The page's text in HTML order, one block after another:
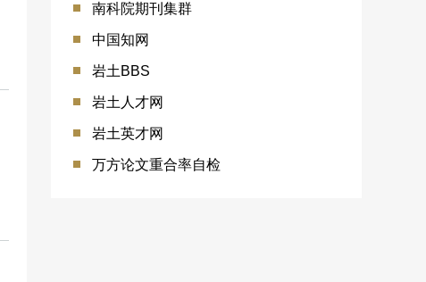
南科院期刊集群
中国知网
岩土BBS
岩土人才网
岩土英才网
万方论文重合率自检